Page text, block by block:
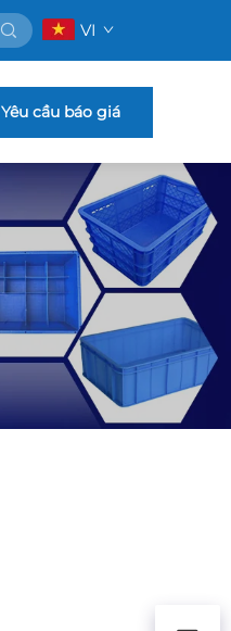
VI
Yêu cầu báo giá